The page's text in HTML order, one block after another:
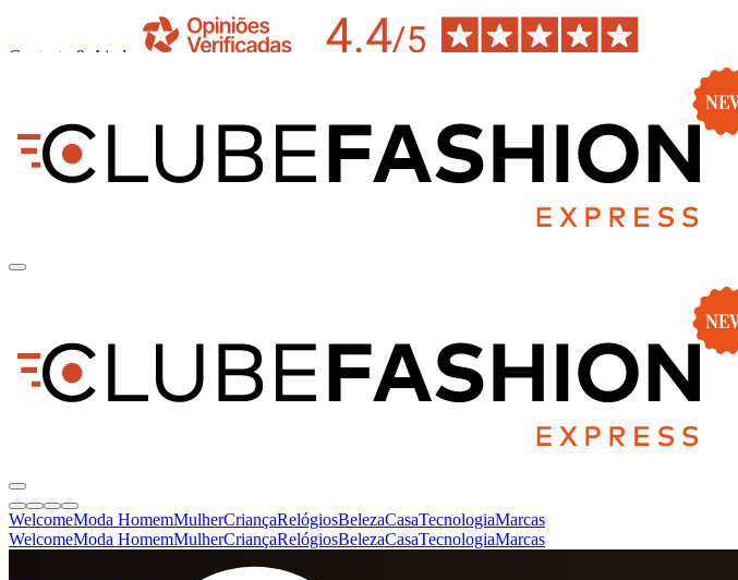
Contacto & Ajuda
WelcomeModa HomemMulherCriançaRelógiosBelezaCasaTecnologiaMarcas
WelcomeModa HomemMulherCriançaRelógiosBelezaCasaTecnologiaMarcas